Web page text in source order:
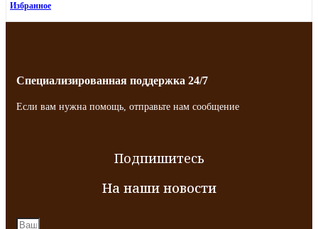
Избранное
Специализированная поддержка 24/7
Если вам нужна помощь, отправьте нам сообщение
Подпишитесь
На наши новости